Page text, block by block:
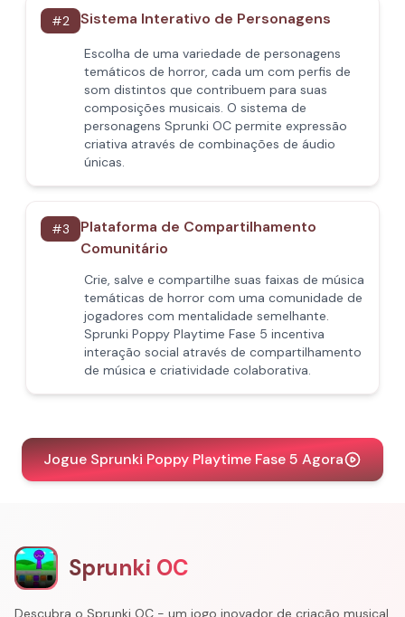
#2 Sistema Interativo de Personagens
Escolha de uma variedade de personagens
temáticos de horror, cada um com perfis de
som distintos que contribuem para suas
composições musicais. O sistema de
personagens Sprunki OC permite expressão
criativa através de combinações de áudio
únicas.
#3
Plataforma de Compartilhamento
Comunitário
Crie, salve e compartilhe suas faixas de música
temáticas de horror com uma comunidade de
jogadores com mentalidade semelhante.
Sprunki Poppy Playtime Fase 5 incentiva
interação social através de compartilhamento
de música e criatividade colaborativa.
Jogue Sprunki Poppy Playtime Fase 5 Agora
Sprunki OC
Descubra o Sprunki OC - um jogo inovador de criação musical